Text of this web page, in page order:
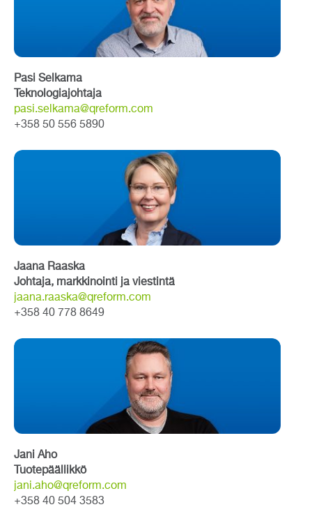
Pasi Selkama
Teknologiajohtaja
pasi.selkama@qreform.com
+358 50 556 5890
Jaana Raaska
Johtaja, markkinointi ja viestintä
jaana.raaska@qreform.com
+358 40 778 8649
Jani Aho
Tuotepäällikkö
jani.aho@qreform.com
+358 40 504 3583